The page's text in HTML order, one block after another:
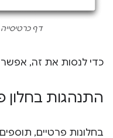
דף
כדי לנסות את זה, אפשר
התנהגות בחלון
בחלונות פרטיים,